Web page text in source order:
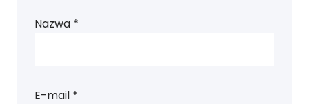
Nazwa *
E-mail *